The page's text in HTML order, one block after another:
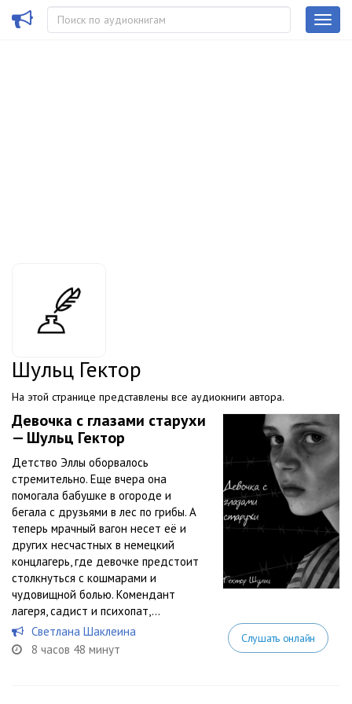
Шульц Гектор
На этой странице представлены все аудиокниги автора.
Девочка с глазами старухи
— Шульц Гектор
Детство Эллы оборвалось
стремительно. Еще вчера она
помогала бабушке в огороде и
бегала с друзьями в лес по грибы. А
теперь мрачный вагон несет её и
других несчастных в немецкий
концлагерь, где девочке предстоит
столкнуться с кошмарами и
чудовищной болью. Комендант
лагеря, садист и психопат,...
Светлана Шаклеина
8 часов 48 минут
Слушать онлайн